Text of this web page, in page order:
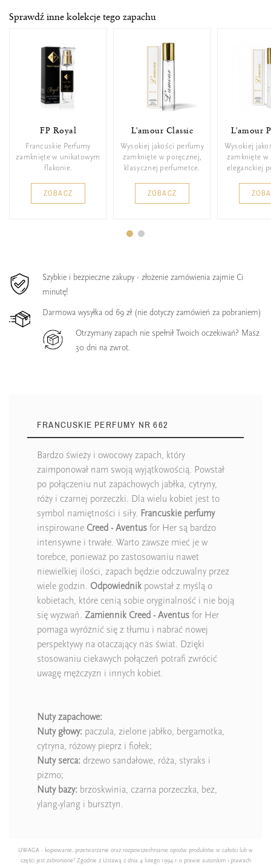
Sprawdź inne kolekcje tego zapachu
FP Royal
Francuskie Perfumy
zamknięte w unikatowym
flakonie.
ZOBACZ
L'amour Classic
Wysokiej jakości perfumy
zamknięte w poręcznej,
klasycznej perfumetce.
ZOBACZ
L'amour
Wysokiej
zamknięte w
eleganckiej
Szybkie i bezpieczne zakupy - złożenie zamówienia zajmie Ci
minutę!
Darmowa wysyłka od 69 zł (nie dotyczy zamówień za pobraniem)
Otrzymany zapach nie spełnił Twoich oczekiwań? Masz
30 dni na zwrot.
FRANCUSKIE PERFUMY NR 662
Bardzo świeży i owocowy zapach, który
zaimponował nam swoją wyjątkowością. Powstał
po połączeniu nut zapachowych jabłka, cytryny,
róży i czarnej porzeczki. Dla wielu kobiet jest to
symbol namiętności i siły. Francuskie perfumy
inspirowane Creed - Aventus for Her są bardzo
intensywne i trwałe. Warto zawsze mieć je w
torebce, ponieważ po zastosowaniu nawet
niewielkiej ilości, zapach będzie odczuwalny przez
wiele godzin. Odpowiednik powstał z myślą o
kobietach, które cenią sobie oryginalność i nie boją
się wyzwań. Zamiennik Creed - Aventus for Her
pomaga wyróżnić się z tłumu i nabrać nowej
perspektywy na otaczający nas świat. Dzięki
stosowaniu ciekawych połączeń potrafi zwrócić
uwagę mężczyzn i innych kobiet.
Nuty zapachowe:
Nuty głowy: paczula, zielone jabłko, bergamotka,
cytryna, różowy pieprz i fiołek;
Nuty serca: drzewo sandałowe, róża, styraks i
piżmo;
Nuty bazy: brzoskwinia, czarna porzeczka, bez,
ylang-ylang i bursztyn.
UWAGA - kopiowanie, przetwarzanie oraz rozpowszechnianie opisów produktów w całości lub w
części jest zabronione! Zgodnie z Ustawą z dnia 4 lutego 1994 r. o prawie autorskim i prawach